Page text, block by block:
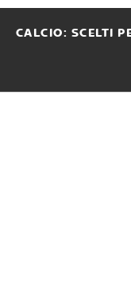
CALCIO: SCELTI